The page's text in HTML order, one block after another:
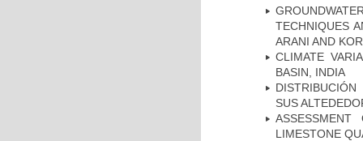
TECHNIQUES
ARANI AND
CLIMATE
BASIN, INDIA
SUS
LIMESTONE